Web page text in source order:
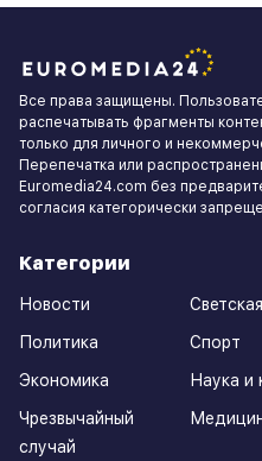
Все права защищены.
распечатывать фрагменты
только для личного и
Перепечатка или
Euromedia24.com без
согласия категорически
Категории
Новости
Политика
Экономика
Чрезвычайный
случай
Спорт
Наука и